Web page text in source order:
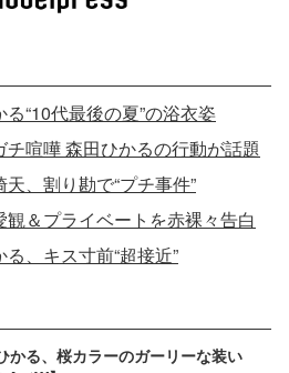
る“10代最後の夏”の浴衣姿
喧嘩 森田ひかるの行動が話題
、割り勘で“プチ事件”
＆プライベートを赤裸々告白
る、キス寸前“超接近”
かる、桜カラーのガーリーな装い